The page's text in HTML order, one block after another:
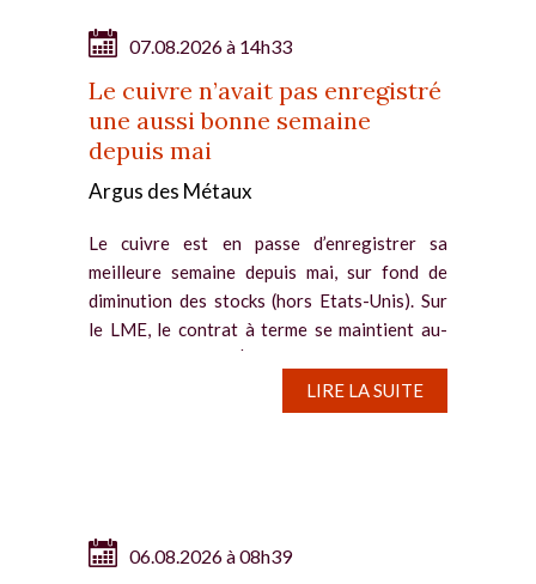
07.08.2026 à 14h33
Le cuivre n’avait pas enregistré
une aussi bonne semaine
depuis mai
Argus des Métaux
Le cuivre est en passe d’enregistrer sa
meilleure semaine depuis mai, sur fond de
diminution des stocks (hors Etats-Unis). Sur
le LME, le contrat à terme se maintient au-
dessus de 14.000 $/t et s’apprête à clôturer
LIRE LA SUITE
06.08.2026 à 08h39